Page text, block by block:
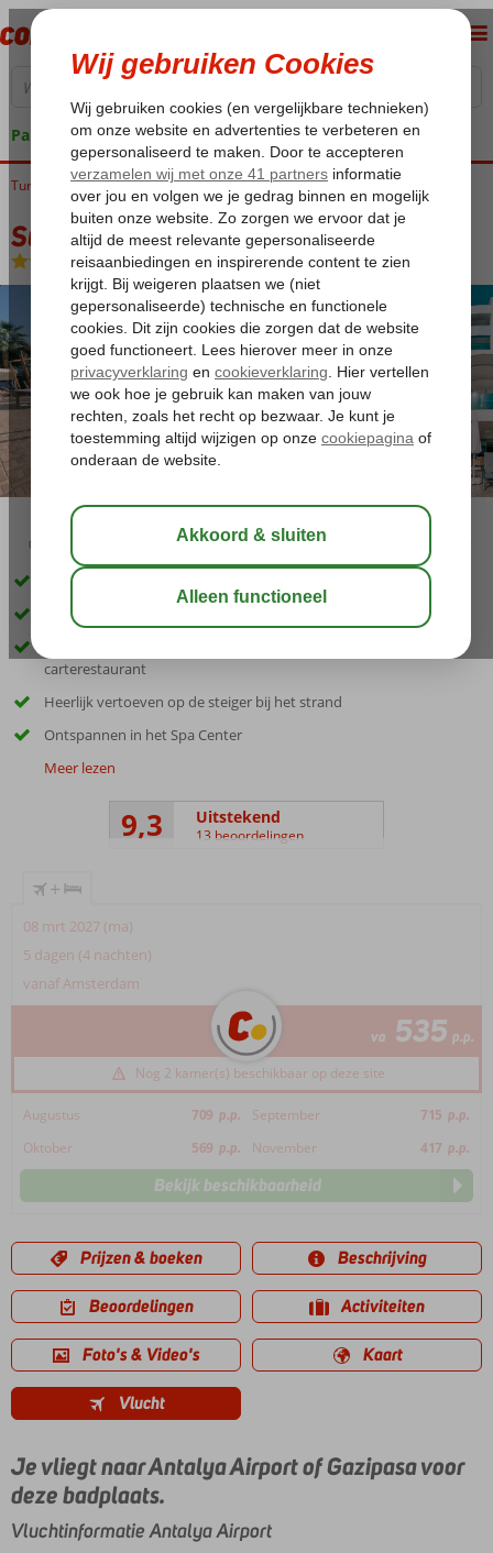
Pakketgarantie
Home
Turkije Turkse Riviera Alanya Oba Sunprime C lounge Hotel
Sunprime C lounge Hotel
Logies en ontbijt-Hotel
03:45
Only Adult hotel; min leeftijd van de gasten is 16 jaar
Vlak bij het strand, te bereiken via een tunnel
carterestaurant
Heerlijk vertoeven op de steiger bij het strand
Ontspannen in het Spa Center
Meer lezen
9,3 Uitstekend
13 beoordelingen
+
08 mrt 2027 (ma)
5 dagen (4 nachten)
vanaf Amsterdam
va 535 p.p.
Nog 2 kamer(s) beschikbaar op deze site
Augustus 709 p.p. September 715 p.p.
Oktober
569 p.p. November 417 p.p.
Bekijk beschikbaarheid
Prijzen & boeken Beschrijving
Beoordelingen Activiteiten
Foto's & Video's Kaart
Vlucht
Je vliegt naar Antalya Airport of Gazipasa voor
deze badplaats.
Vluchtinformatie Antalya Airport